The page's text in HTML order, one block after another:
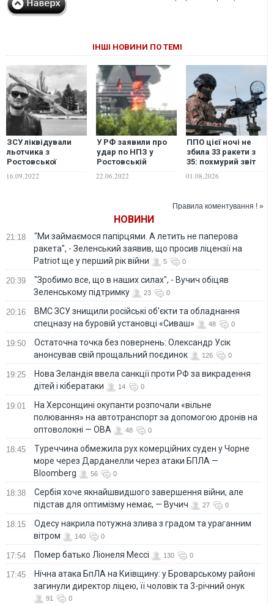
ІНШІ НОВИНИ ПО ТЕМІ
ЗСУ ліквідували
льотчика з
Ростовської
прізвище Долбік:
16.09.2022
У РФ заявили про
удар по НПЗ у
Ростовській
належав раніше
22.06.2022
ППО цієї ночі не
збила 33 ракети з
35: похмурий звіт
01.08.2026
Правила коментування ! »
НОВИНИ
21:18
"Ми займаємося папірцями. А летить не паперова
ракета", - Зеленський заявив, що просив ліцензії на
Patriot ще у перший рік війни
5 0
20:39
"Зробимо все, що в наших силах", - Вучич обіцяв
Зеленському підтримку
23 0
20:16
ВМС ЗСУ знищили російські об'єкти та обладнання
спецназу на буровій установці «Сиваш»
48 0
19:50
Остаточна точка без повернень: Олександр Усік
анонсував свій прощальний поєдинок
126 0
19:25
Нова Зеландія ввела санкції проти РФ за викрадення
дітей і кібератаки
14 0
19:01
На Херсонщині окупанти розпочали «вільне
полювання» на автотранспорт за допомогою дронів на
оптоволокні — ОВА
48 0
18:45
Туреччина обмежила рух комерційних суден у Чорне
море через Дарданелли через атаки БПЛА —
Bloomberg
56 0
18:38
Сербія хоче якнайшвидшого завершення війни, але
підстав для оптимізму немає, — Вучич
27 0
18:15
Одесу накрила потужна злива з градом та ураганним
вітром
140 0
17:54 Помер батько Ліонеля Мессі 130 0
17:45
Нічна атака БпЛА на Київщину: у Броварському районі
загинули директор ліцею, її чоловік та 3-річний онук
91 0